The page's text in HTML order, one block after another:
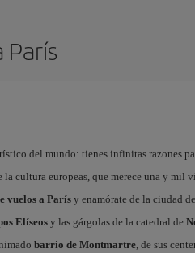
del mundo: tienes infinitas razones
cultura europeas, que merece una y mil
vuelos a Parísy enamórate de la ciudad
Elíseosy las gárgolas de la catedral de
barrio de Montmartre, de sus